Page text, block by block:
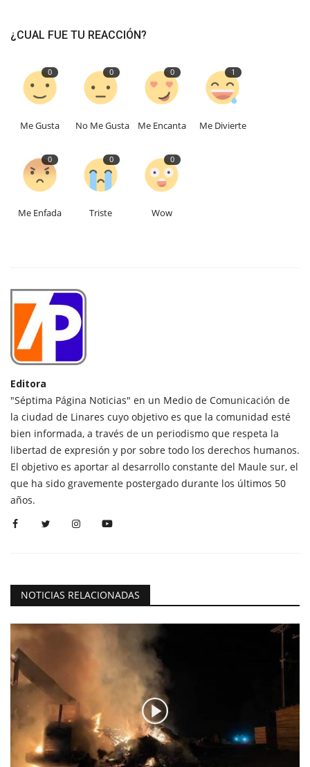
¿CUAL FUE TU REACCIÓN?
0
Me Gusta
0
No Me Gusta
0
Me Encanta
1
Me Divierte
0
Me Enfada
0
Triste
0
Wow
Editora
"Séptima Página Noticias" en un Medio de Comunicación de
la ciudad de Linares cuyo objetivo es que la comunidad esté
bien informada, a través de un periodismo que respeta la
libertad de expresión y por sobre todo los derechos humanos.
El objetivo es aportar al desarrollo constante del Maule sur, el
que ha sido gravemente postergado durante los últimos 50
años.
NOTICIAS RELACIONADAS